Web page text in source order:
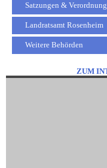
Satzungen &
Landratsamt Rosenheim
Weitere Behörden
ZUM